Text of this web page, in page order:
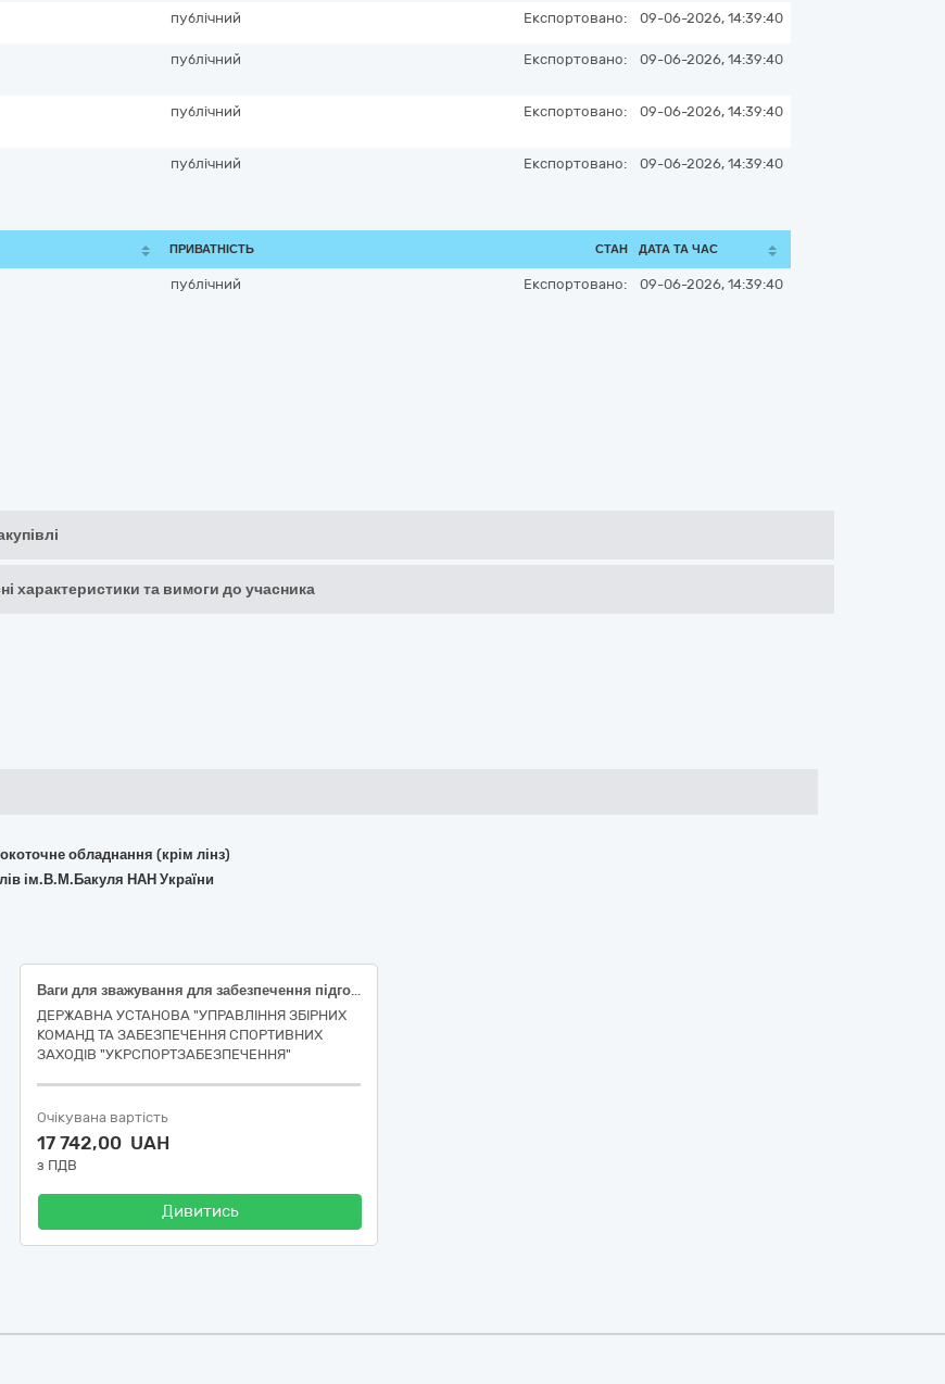
публічний Експортовано: 09-06-2026, 14:39:40
публічний Експортовано: 09-06-2026, 14:39:40
публічний Експортовано: 09-06-2026, 14:39:40
публічний Експортовано: 09-06-2026, 14:39:40
ПРИВАТНІСТЬ СТАН ДАТА ТА ЧАС
публічний Експортовано: 09-06-2026, 14:39:40
характеристики та вимоги до учасника
обладнання (крім лінз)
ім.В.М.Бакуля НАН України
Ваги для зважування для забезпечення підготовки національної збірної команди України з пляжної боротьби в Юнацьких Олімпійських іграх 2026 року м. Дакар (Сенегал) (ДК 021:2015: 38310000-1 — Високоточні терези) (2983)
ДЕРЖАВНА УСТАНОВА "УПРАВЛІННЯ ЗБІРНИХ
КОМАНД ТА ЗАБЕЗПЕЧЕННЯ СПОРТИВНИХ
ЗАХОДІВ "УКРСПОРТЗАБЕЗПЕЧЕННЯ"
Очікувана вартість
17 742,00 UAH
з ПДВ
Дивитись